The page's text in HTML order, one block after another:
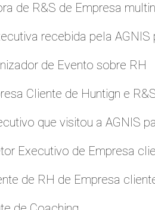
de R&S de Empresa
recebida pela
de Evento sobre RH
Cliente de Huntign e
que visitou a AGNIS
Executivo de Empresa
de RH de Empresa